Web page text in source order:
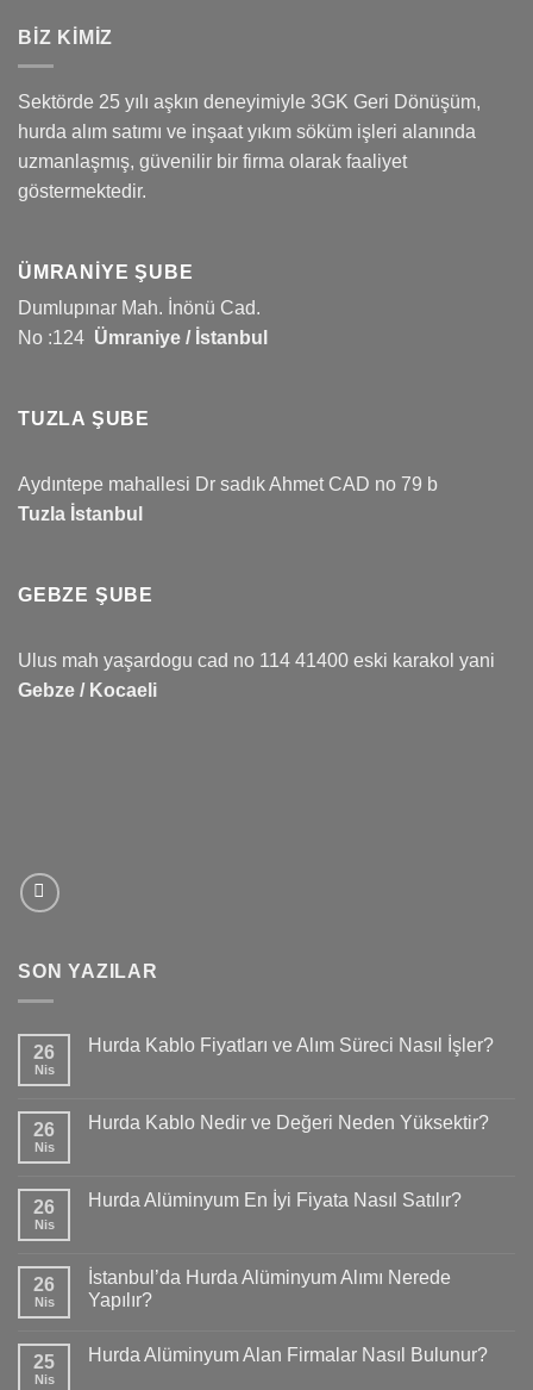
BİZ KİMİZ
Sektörde 25 yılı aşkın deneyimiyle 3GK Geri Dönüşüm,
hurda alım satımı ve inşaat yıkım söküm işleri alanında
uzmanlaşmış, güvenilir bir firma olarak faaliyet
göstermektedir.
ÜMRANIYE ŞUBE
Dumlupınar Mah. İnönü Cad.
No :124 Ümraniye / İstanbul
TUZLA ŞUBE
Aydıntepe mahallesi Dr sadık Ahmet CAD no 79 b
Tuzla İstanbul
GEBZE ŞUBE
Ulus mah yaşardogu cad no 114 41400 eski karakol yani
Gebze / Kocaeli
SON YAZILAR
26
Nis
Hurda Kablo Fiyatları ve Alım Süreci Nasıl İşler?
26
Nis
Hurda Kablo Nedir ve Değeri Neden Yüksektir?
26
Nis
Hurda Alüminyum En İyi Fiyata Nasıl Satılır?
26
Nis
İstanbul’da Hurda Alüminyum Alımı Nerede
Yapılır?
25
Nis
Hurda Alüminyum Alan Firmalar Nasıl Bulunur?